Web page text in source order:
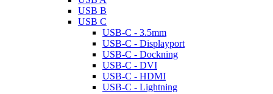
USB B
USB C
USB-C - 3.5mm
USB-C - Displayport
USB-C - Dockning
USB-C - DVI
USB-C - HDMI
USB-C - Lightning